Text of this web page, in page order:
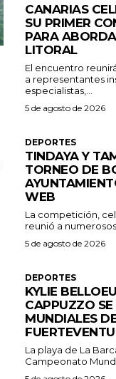
CANARIAS
SU PRIMER
PARA
LITORAL
El encuentro
a representantes
especialistas,...
5 de agosto de 2026
DEPORTES
TINDAYA Y
TORNEO DE
WEB
La competición,
reunió a
5 de agosto de 2026
DEPORTES
KYLIE
CAPPUZZO
MUNDIALES
La playa de La
Campeonato